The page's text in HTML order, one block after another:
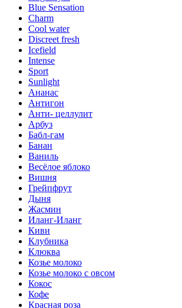
Blue Sensation
Charm
Cool water
Discreet fresh
Icefield
Intense
Sport
Sunlight
Ананас
Антигон
Анти- целлулит
Арбуз
Бабл-гам
Банан
Ваниль
Весёлое яблоко
Вишня
Грейпфрут
Дыня
Жасмин
Иланг-Иланг
Киви
Клубника
Клюква
Козье молоко
Козье молоко с овсом
Кокос
Кофе
Красная роза